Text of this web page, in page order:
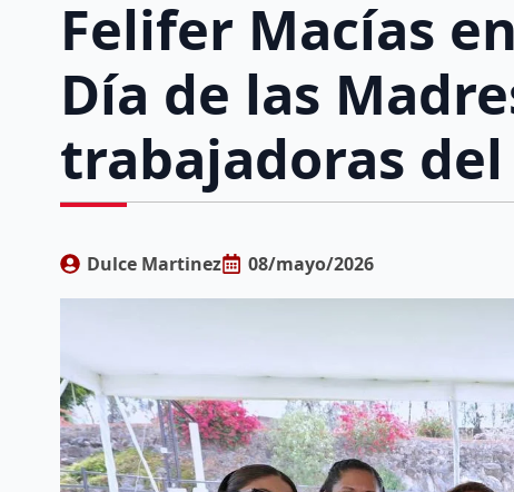
Felifer Macías
Día de las
trabajadoras
Dulce Martinez 08/mayo/2026